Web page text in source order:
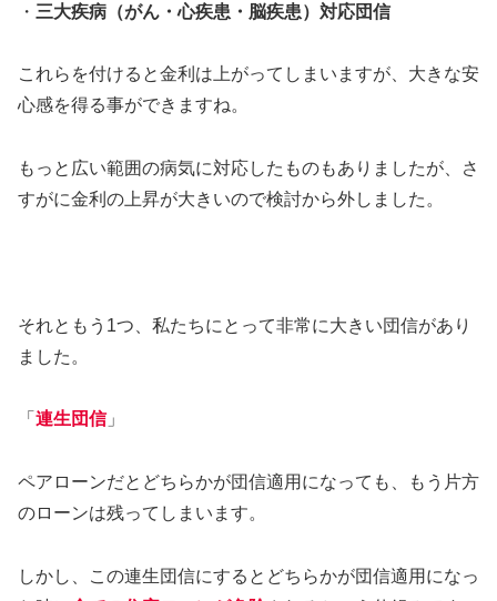
・ 三大疾病（がん・心疾患・脳疾患）対応団信
これらを付けると金利は上がってしまいますが、大きな安
心感を得る事ができますね。
もっと広い範囲の病気に対応したものもありましたが、さ
すがに金利の上昇が大きいので検討から外しました。
それともう1つ、私たちにとって非常に大きい団信があり
ました。
「 連生団信」
ペアローンだとどちらかが団信適用になっても、もう片方
のローンは残ってしまいます。
しかし、この連生団信にするとどちらかが団信適用になっ